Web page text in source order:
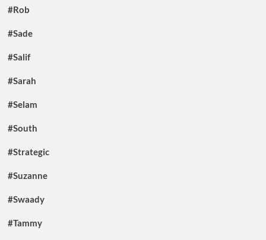
#Rob
#Sade
#Salif
#Sarah
#Selam
#South
#Strategic
#Suzanne
#Swaady
#Tammy